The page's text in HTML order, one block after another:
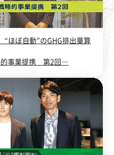
ほぼ自動”のGHG排出量算
的事業提携 第2回―